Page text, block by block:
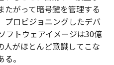
たがって暗号鍵を管理する
プロビジョニングしたデバ
フトウェアイメージは30億
人がほとんど意識してこな
。